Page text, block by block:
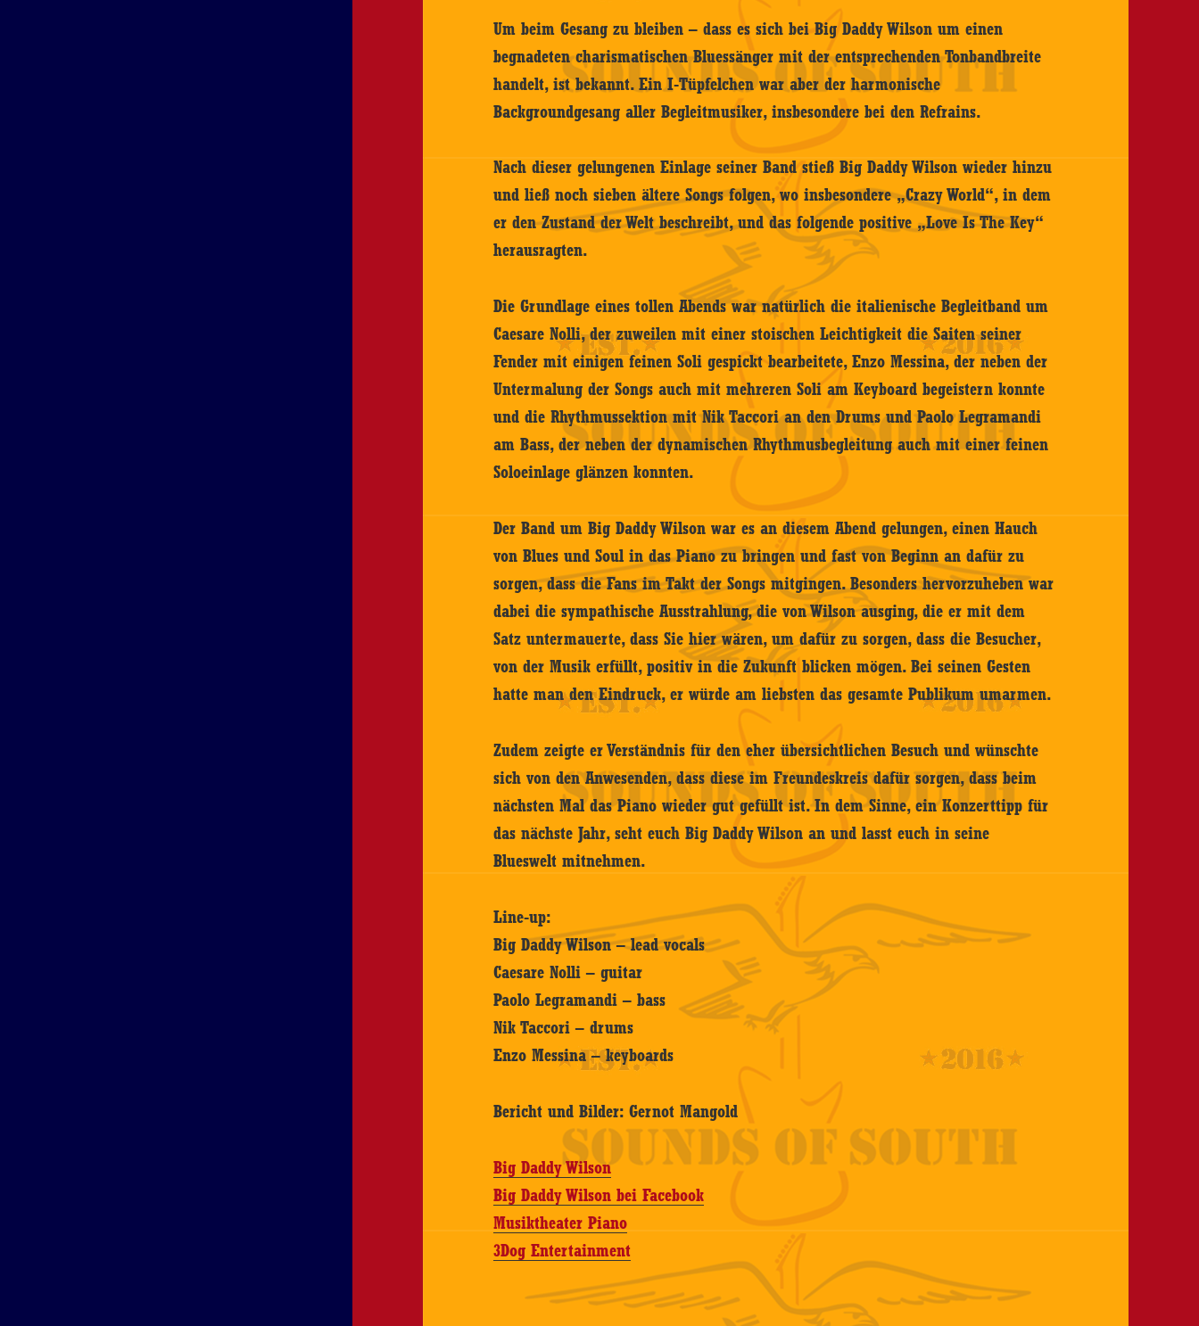
Um beim Gesang zu bleiben – dass es sich bei Big Daddy Wilson um einen
begnadeten charismatischen Bluessänger mit der entsprechenden Tonbandbreite
handelt, ist bekannt. Ein I-Tüpfelchen war aber der harmonische
Backgroundgesang aller Begleitmusiker, insbesondere bei den Refrains.
Nach dieser gelungenen Einlage seiner Band stieß Big Daddy Wilson wieder hinzu
und ließ noch sieben ältere Songs folgen, wo insbesondere „Crazy World“, in dem
er den Zustand der Welt beschreibt, und das folgende positive „Love Is The Key“
herausragten.
Die Grundlage eines tollen Abends war natürlich die italienische Begleitband um
Caesare Nolli, der zuweilen mit einer stoischen Leichtigkeit die Saiten seiner
Fender mit einigen feinen Soli gespickt bearbeitete, Enzo Messina, der neben der
Untermalung der Songs auch mit mehreren Soli am Keyboard begeistern konnte
und die Rhythmussektion mit Nik Taccori an den Drums und Paolo Legramandi
am Bass, der neben der dynamischen Rhythmusbegleitung auch mit einer feinen
Soloeinlage glänzen konnten.
Der Band um Big Daddy Wilson war es an diesem Abend gelungen, einen Hauch
von Blues und Soul in das Piano zu bringen und fast von Beginn an dafür zu
sorgen, dass die Fans im Takt der Songs mitgingen. Besonders hervorzuheben war
dabei die sympathische Ausstrahlung, die von Wilson ausging, die er mit dem
Satz untermauerte, dass Sie hier wären, um dafür zu sorgen, dass die Besucher,
von der Musik erfüllt, positiv in die Zukunft blicken mögen. Bei seinen Gesten
hatte man den Eindruck, er würde am liebsten das gesamte Publikum umarmen.
Zudem zeigte er Verständnis für den eher übersichtlichen Besuch und wünschte
sich von den Anwesenden, dass diese im Freundeskreis dafür sorgen, dass beim
nächsten Mal das Piano wieder gut gefüllt ist. In dem Sinne, ein Konzerttipp für
das nächste Jahr, seht euch Big Daddy Wilson an und lasst euch in seine
Blueswelt mitnehmen.
Line-up:
Big Daddy Wilson – lead vocals
Caesare Nolli – guitar
Paolo Legramandi – bass
Nik Taccori – drums
Enzo Messina – keyboards
Bericht und Bilder: Gernot Mangold
Big Daddy Wilson
Big Daddy Wilson bei Facebook
Musiktheater Piano
3Dog Entertainment